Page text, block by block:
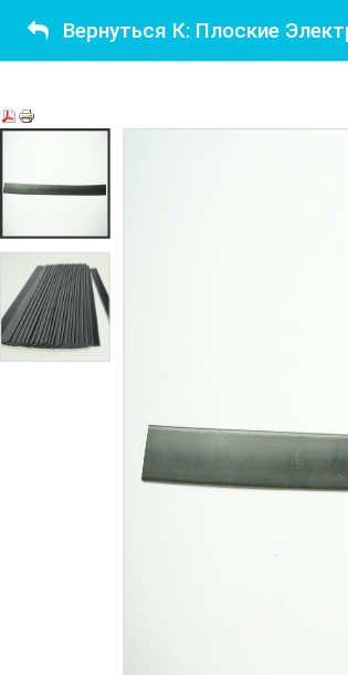
Вернуться К: Плоские